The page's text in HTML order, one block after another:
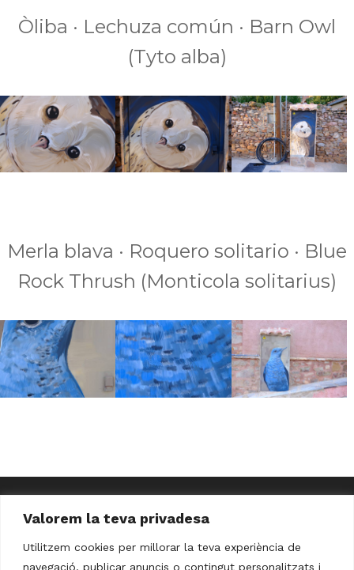
Valorem la teva privadesa
Utilitzem cookies per millorar la teva experiència de
navegació, publicar anuncis o contingut personalitzats i
Òliba · Lechuza común · Barn Owl
(Tyto alba)
Merla blava · Roquero solitario · Blue
Rock Thrush (Monticola solitarius)